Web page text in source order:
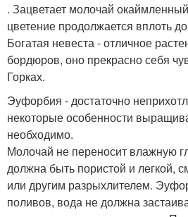
. Зацветает молочай
цветение продолжается вплоть
Богатая невеста - отличное
бордюров, оно прекрасно себя
Горках.
Эуфорбия - достаточно
некоторые особенности
необходимо.
Молочай не переносит влажную
должна быть пористой и легкой,
или другим разрыхлителем.
поливов, вода не должна